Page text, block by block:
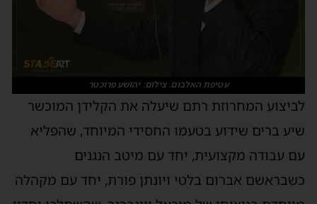
עטיפת האלבום. צילום: יהושע פרוכטר
לביצוע המחרוזת רתם שיעלה את הקלידן המוכשר
שיע ברים שידוע בטעמו החסידי המיוחד, שהפליא
עם עבודה מקצועית, יחד עם מיטב הנגנים
כשבראשם אברום בלטי ויונתן פורת, יחד עם מקהלה